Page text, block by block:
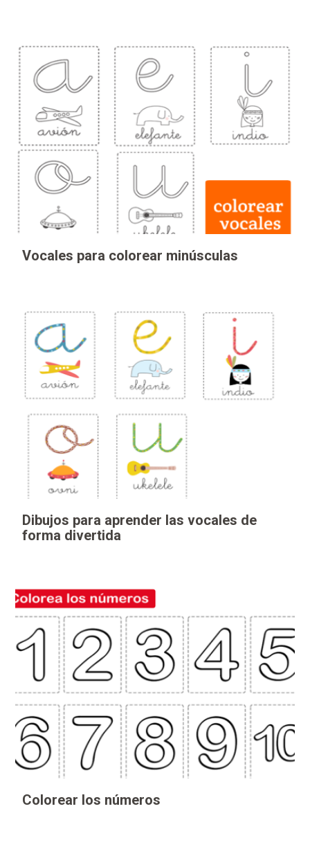
Vocales para colorear minúsculas
Dibujos para aprender las vocales de
forma divertida
Colorear los números